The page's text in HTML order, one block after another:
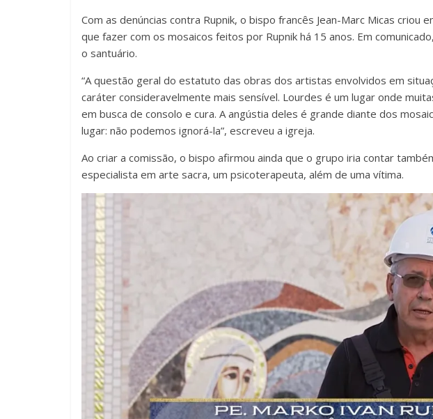
Com as denúncias contra Rupnik, o bispo francês Jean-Marc Micas criou
que fazer com os mosaicos feitos por Rupnik há 15 anos. Em
o santuário.
“A questão geral do estatuto das obras dos artistas envolvidos em
caráter consideravelmente mais sensível. Lourdes é um lugar onde
em busca de consolo e cura. A angústia deles é grande diante dos
lugar: não podemos ignorá-la”, escreveu a igreja.
Ao criar a comissão, o bispo afirmou ainda que o grupo iria contar
especialista em arte sacra, um psicoterapeuta, além de uma vítima.